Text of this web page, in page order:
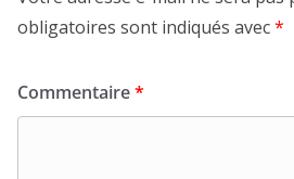
obligatoires sont indiqués avec*
Commentaire*